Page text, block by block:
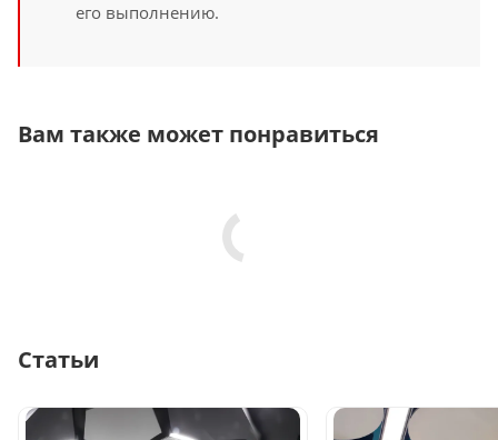
его выполнению.
Вам также может понравиться
Статьи